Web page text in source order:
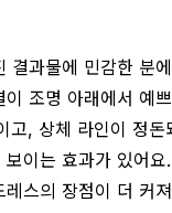
결과물에 민감한 분
조명 아래에서 예
고, 상체 라인이 정돈
이는 효과가 있어
스의 장점이 더 커